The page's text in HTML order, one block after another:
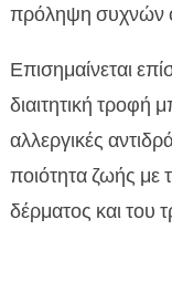
πρόληψη συχνών
Επισημαίνεται
διαιτητική τροφή
αλλεργικές
ποιότητα ζωής με
δέρματος και του